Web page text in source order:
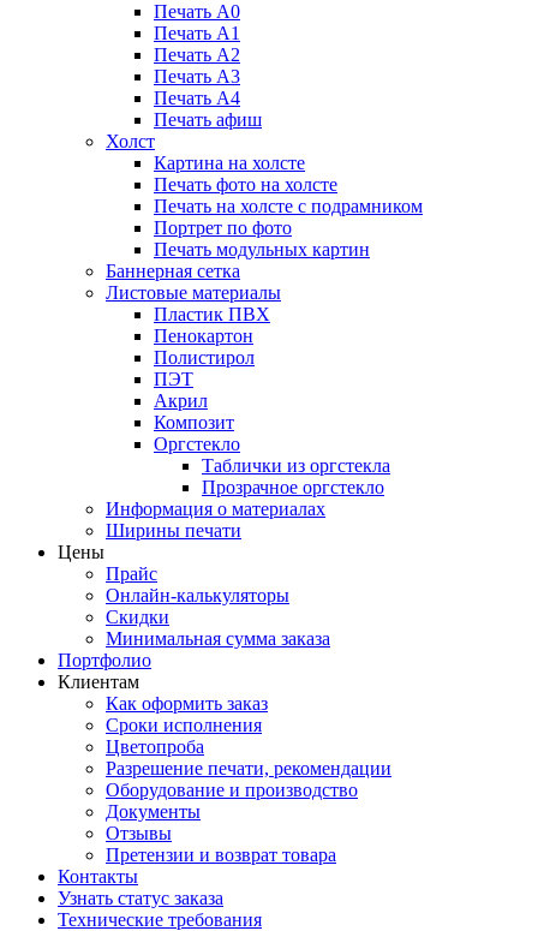
Печать А0
Печать А1
Печать А2
Печать А3
Печать А4
Печать афиш
Холст
Картина на холсте
Печать фото на холсте
Печать на холсте с подрамником
Портрет по фото
Печать модульных картин
Баннерная сетка
Листовые материалы
Пластик ПВХ
Пенокартон
Полистирол
ПЭТ
Акрил
Композит
Оргстекло
Таблички из оргстекла
Прозрачное оргстекло
Информация о материалах
Ширины печати
Цены
Прайс
Онлайн-калькуляторы
Скидки
Минимальная сумма заказа
Портфолио
Клиентам
Как оформить заказ
Сроки исполнения
Цветопроба
Разрешение печати, рекомендации
Оборудование и производство
Документы
Отзывы
Претензии и возврат товара
Контакты
Узнать статус заказа
Технические требования